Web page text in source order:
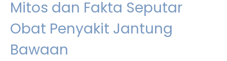
Mitos dan Fakta Seputar
Obat Penyakit Jantung
Bawaan